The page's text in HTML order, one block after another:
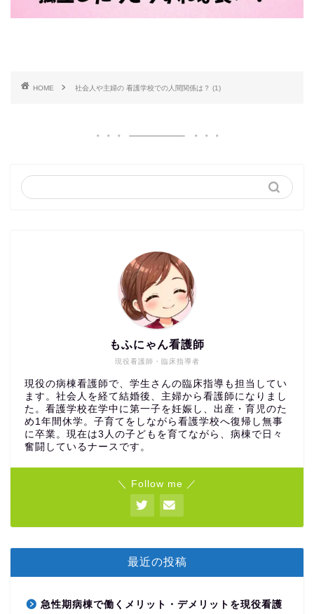
HOME 社会人や主婦の 看護学校での人間関係は？ (1)
現役看護師・臨床指導者
もふにゃん看護師
現役の病棟看護師で、学生さんの臨床指導も担当してい
ます。社会人を経て結婚後、主婦から看護師になりまし
た。看護学校在学中に第一子を妊娠し、出産・育児のた
め1年間休学。子育てをしながら看護学校へ復帰し無事
に卒業。現在は3人の子どもを育てながら、病棟で日々
奮闘しているナースです。
＼ Follow me ／
最近の投稿
急性期病棟で働くメリット・デメリットを現役看護